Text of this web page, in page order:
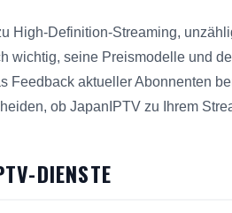
High-Definition-Streaming,
wichtig, seine Preismodelle und
Feedback aktueller Abonnenten
ob JapanIPTV zu Ihrem
DIENSTE